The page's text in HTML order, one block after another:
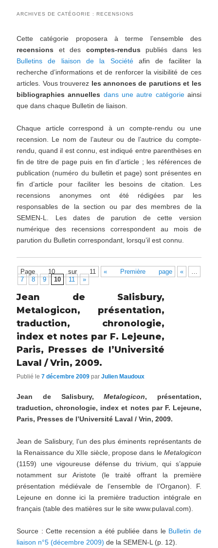
ARCHIVES DE CATÉGORIE :RECENSIONS
Cette catégorie proposera à terme l’ensemble des
recensions et des comptes-rendus publiés dans les
Bulletins de liaison de la Sociétéafin de faciliter la
recherche d’informations et de renforcer la visibilité de ces
articles. Vous trouverez les annonces de parutions et les
bibliographies annuelles dans une autre catégorieainsi
que dans chaque Bulletin de liaison.
Chaque article correspond à un compte-rendu ou une
recension. Le nom de l’auteur ou de l’autrice du compte-
rendu, quand il est connu, est indiqué entre parenthèses en
fin de titre de page puis en fin d’article ; les références de
publication (numéro du bulletin et page) sont présentes en
fin d’article pour faciliter les besoins de citation. Les
recensions anonymes ont été rédigées par les
responsables de la section ou par des membres de la
SEMEN-L. Les dates de parution de cette version
numérique des recensions correspondent au mois de
parution du Bulletin correspondant, lorsqu’il est connu.
Page 10 sur 11 « Première page «
7
8 9 10 11 »
Jean de Salisbury,
Metalogicon, présentation,
traduction, chronologie,
index et notes par F. Lejeune,
Paris, Presses de l’Université
Laval / Vrin, 2009.
Publié le7 décembre 2009 parJulien Maudoux
Jean de Salisbury,Metalogicon, présentation,
traduction, chronologie, index et notes par F. Lejeune,
Paris, Presses de l’Université Laval / Vrin, 2009.
Jean de Salisbury, l’un des plus éminents représentants de
la Renaissance du XIIe siècle, propose dans le Metalogicon
(1159) une vigoureuse défense du trivium, qui s’appuie
notamment sur Aristote (le traité offrant la première
présentation médiévale de l’ensemble de l’Organon). F.
Lejeune en donne ici la première traduction intégrale en
français (table des matières sur le site www.pulaval.com).
Source : Cette recension a été publiée dans le Bulletin de
liaison n°5 (décembre 2009) de la SEMEN-L (p. 12).